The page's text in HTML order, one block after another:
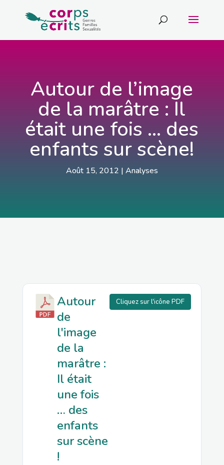
Autour de l’image
de la marâtre : Il
était une fois … des
enfants sur scène!
Août 15, 2012 | Analyses
Autour
de
l'image
de la
marâtre :
Il était
une fois
… des
enfants
sur scène
!
Cliquez sur l'icône PDF